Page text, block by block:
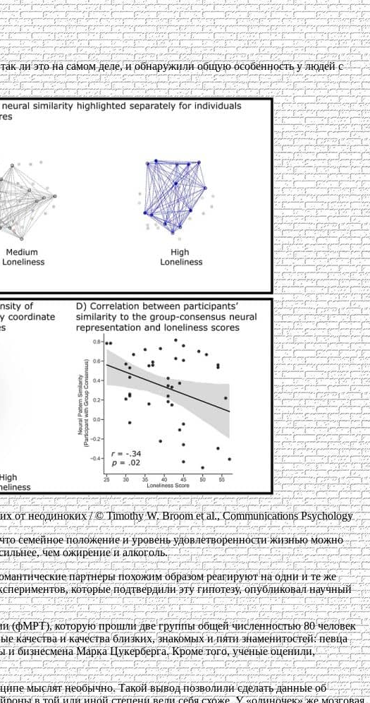
ли это на самом деле, и обнаружили общую особенность у людей с
от неодиноких / © Timothy W. Broom et al., Communications Psychology
семейное положение и уровень удовлетворенности жизнью можно
чем ожирение и алкоголь.
партнеры похожим образом реагируют на одни и те же
которые подтвердили эту гипотезу, опубликовал научный
(фМРТ), которую прошли две группы общей численностью 80 человек
и качества близких, знакомых и пяти знаменитостей: певца
бизнесмена Марка Цукерберга. Кроме того, ученые оценили,
мыслят необычно. Такой вывод позволили сделать данные об
в той или иной степени вели себя схоже. У «одиночек» же мозговая